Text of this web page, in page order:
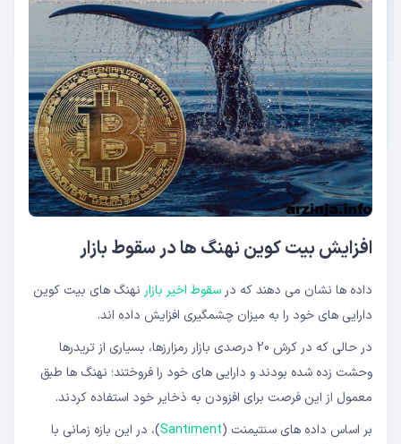
افزایش بیت کوین نهنگ ها در سقوط بازار
داده ها نشان می دهند که در سقوط اخیر بازار نهنگ های بیت کوین
دارایی های خود را به میزان چشمگیری افزایش داده اند.
در حالی که در کرش 20 درصدی بازار رمزارزها، بسیاری از تریدرها
وحشت زده شده بودند و دارایی های خود را فروختند؛ نهنگ ها طبق
معمول از این فرصت برای افزودن به ذخایر خود استفاده کردند.
بر اساس داده های سنتیمنت (Santiment)، در این بازه زمانی با